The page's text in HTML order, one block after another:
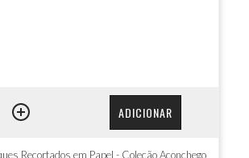
ADICIONAR
Recortados em Papel - Coleção Aconchego